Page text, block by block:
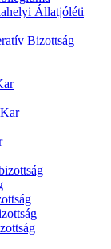
Állatjóléti
Bizottság